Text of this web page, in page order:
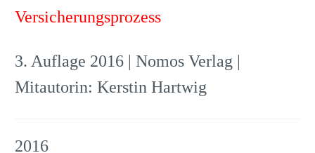
Versicherungsprozess
3. Auflage 2016 | Nomos Verlag |
Mitautorin: Kerstin Hartwig
2016